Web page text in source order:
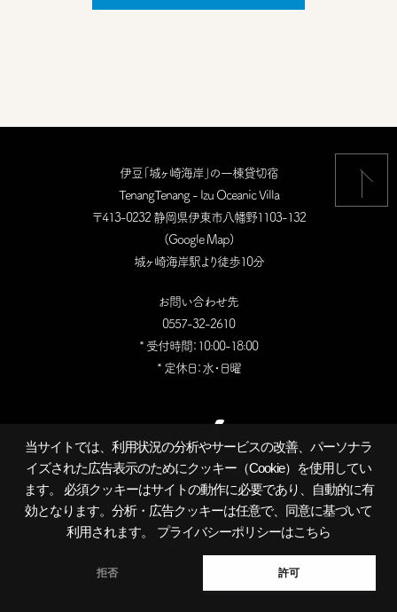
当サイトでは、利用状況の分析やサービスの改善、パーソナラ
イズされた広告表示のためにクッキー（Cookie）を使用してい
ます。 必須クッキーはサイトの動作に必要であり、自動的に有
効となります。分析・広告クッキーは任意で、同意に基づいて
利用されます。
プライバシーポリシーはこちら
拒否 許可
伊豆「城ヶ崎海岸」の一棟貸切宿
TenangTenang - Izu Oceanic Villa
〒413-0232 静岡県伊東市八幡野1103-132
(Google Map)
城ヶ崎海岸駅より徒歩10分
お問い合わせ先
0557-32-2610
* 受付時間：10:00-18:00
* 定休日：水・日曜